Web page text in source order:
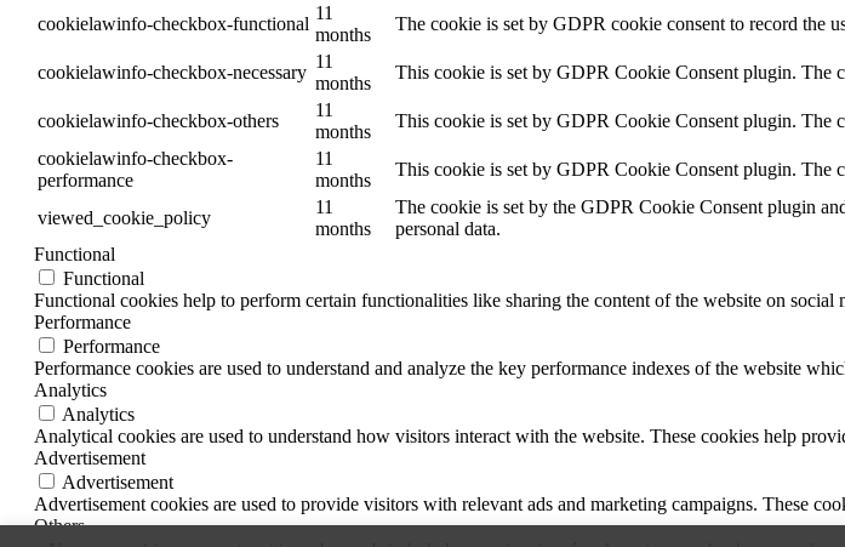
cookielawinfo-checkbox-functional
11
months
The cookie is set by GDPR cookie consent to record the
cookielawinfo-checkbox-necessary
11
months
This cookie is set by GDPR Cookie Consent plugin. The
cookielawinfo-checkbox-others
11
months
This cookie is set by GDPR Cookie Consent plugin. The
cookielawinfo-checkbox-
performance
11
months
This cookie is set by GDPR Cookie Consent plugin. The
viewed_cookie_policy
11
months
The cookie is set by the GDPR Cookie Consent plugin
personal data.
Functional
Functional
Functional cookies help to perform certain functionalities like sharing the content of the website on
Performance
Performance
Performance cookies are used to understand and analyze the key performance indexes of the website
Analytics
Analytics
Analytical cookies are used to understand how visitors interact with the website. These cookies help
Advertisement
Advertisement
Advertisement cookies are used to provide visitors with relevant ads and marketing campaigns. These
Others